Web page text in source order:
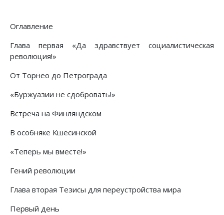
Оглавление
Глава первая «Да здравствует социалистическая
революция!»
От Торнео до Петрограда
«Буржуазии не сдобровать!»
Встреча на Финляндском
В особняке Кшесинской
«Теперь мы вместе!»
Гений революции
Глава вторая Тезисы для переустройства мира
Первый день